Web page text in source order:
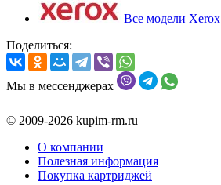
Все модели Xerox
Поделиться:
Мы в мессенджерах
© 2009-2026 kupim-rm.ru
О компании
Полезная информация
Покупка картриджей